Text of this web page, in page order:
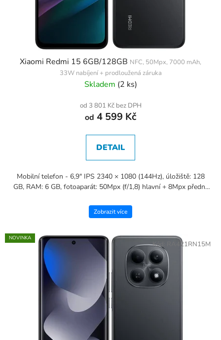
Xiaomi Redmi 15 6GB/128GB NFC, 50Mpx, 7000 mAh,
33W nabíjení + prodloužená záruka
Skladem (2 ks)
od 3 801 Kč bez DPH
od 4 599 Kč
DETAIL
Mobilní telefon - 6,9" IPS 2340 × 1080 (144Hz), úložiště: 128
GB, RAM: 6 GB, fotoaparát: 50Mpx (f/1,8) hlavní + 8Mpx přední,
Zobrazit více
NOVINKA
Kód: RA421RN15M